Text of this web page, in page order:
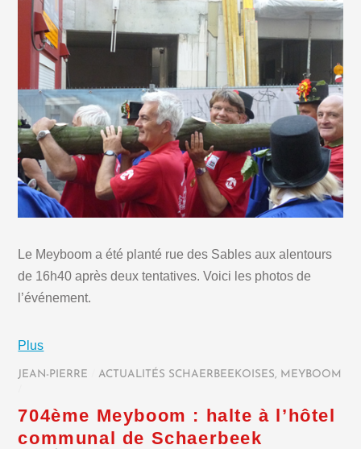
Le Meyboom a été planté rue des Sables aux alentours
de 16h40 après deux tentatives. Voici les photos de
l’événement.
Plus
JEAN-PIERRE ACTUALITÉS SCHAERBEEKOISES
MEYBOOM
704ème Meyboom : halte à l’hôtel
communal de Schaerbeek